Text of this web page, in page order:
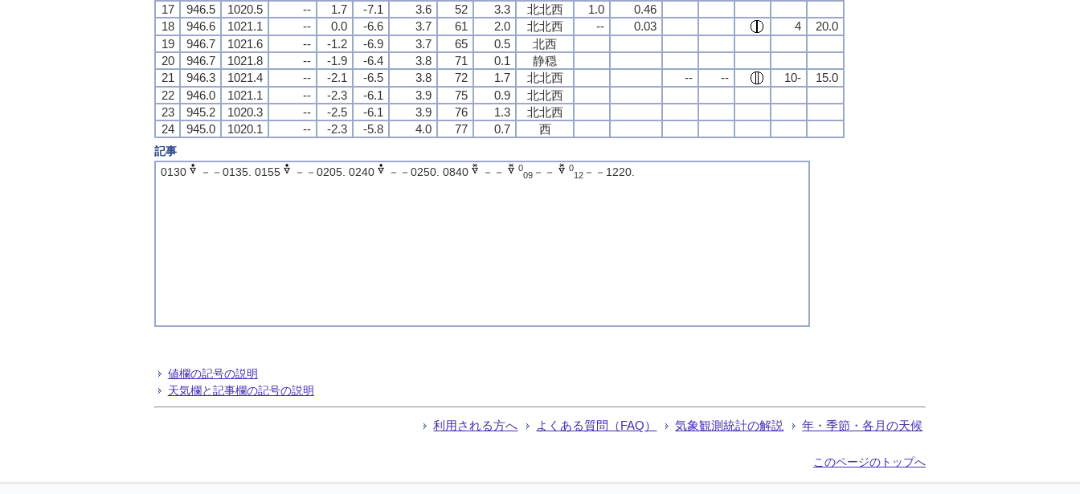
17
946.5 1020.5 -- 1.7 -7.1 3.6 52 3.3 北北西 1.0
0.46
18
946.6 1021.1 -- 0.0 -6.6 3.7 61 2.0 北北西 -- 0.03 4
20.0
19
946.7 1021.6 -- -1.2 -6.9 3.7 65 0.5
北西
20
946.7 1021.8 -- -1.9 -6.4 3.8 71 0.1
静穏
21
946.3 1021.4 -- -2.1 -6.5 3.8 72 1.7 北北西 -- -- 10-
15.0
22
946.0 1021.1 -- -2.3 -6.1 3.9 75 0.9
北北西
23
945.2 1020.3 -- -2.5 -6.1 3.9 76 1.3
北北西
24
945.0 1020.1 -- -2.3 -5.8 4.0 77 0.7 西
記事
0130
－－0135. 0155 －－0205. 0240 －－0250. 0840 －－ 0
09－－ 0
12－－1220.
値欄の記号の説明
天気欄と記事欄の記号の説明
利用される方へ よくある質問（FAQ） 気象観測統計の解説 年・季節・各月の天候
このページのトップへ